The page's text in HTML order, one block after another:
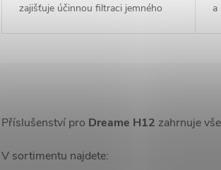
t
ů
ů
zajišťuje účinnou filtraci jemného
a
v
Příslušenství pro Dreame H12 zahrnuje
V sortimentu najdete: